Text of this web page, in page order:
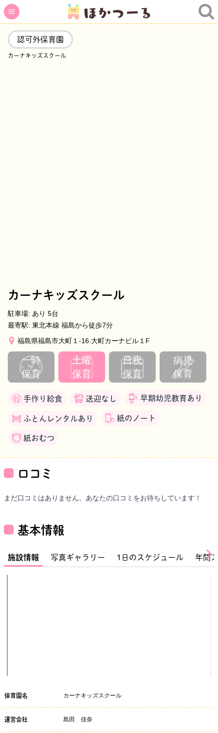
認可外保育園
カーナキッズスクール
カーナキッズスクール
駐車場: あり 5台
最寄駅: 東北本線 福島から徒歩7分
福島県福島市大町１-16 大町カーナビル１F
一時
保育
土曜
保育
日祝
保育
病児
保育
手作り給食 送迎なし 早期幼児教育あり
ふとんレンタルあり 紙のノート
紙おむつ
口コミ
まだ口コミはありません。あなたの口コミをお待ちしています！
基本情報
施設情報 写真ギャラリー 1日のスケジュール 年間
保育園名 カーナキッズスクール
運営会社 島田 佳奈